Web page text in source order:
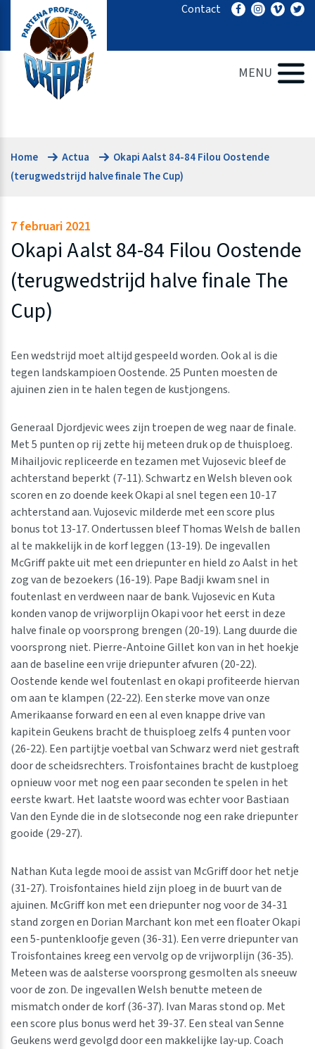
inhoud
Contact
MENU
Home Actua
Okapi Aalst 84-84 Filou Oostende
(terugwedstrijd halve finale The Cup)
7 februari 2021
Okapi Aalst 84-84 Filou Oostende
(terugwedstrijd halve finale The
Cup)
Een wedstrijd moet altijd gespeeld worden. Ook al is die
tegen landskampioen Oostende. 25 Punten moesten de
ajuinen zien in te halen tegen de kustjongens.
Generaal Djordjevic wees zijn troepen de weg naar de finale.
Met 5 punten op rij zette hij meteen druk op de thuisploeg.
Mihailjovic repliceerde en tezamen met Vujosevic bleef de
achterstand beperkt (7-11). Schwartz en Welsh bleven ook
scoren en zo doende keek Okapi al snel tegen een 10-17
achterstand aan. Vujosevic milderde met een score plus
bonus tot 13-17. Ondertussen bleef Thomas Welsh de ballen
al te makkelijk in de korf leggen (13-19). De ingevallen
McGriff pakte uit met een driepunter en hield zo Aalst in het
zog van de bezoekers (16-19). Pape Badji kwam snel in
foutenlast en verdween naar de bank. Vujosevic en Kuta
konden vanop de vrijworplijn Okapi voor het eerst in deze
halve finale op voorsprong brengen (20-19). Lang duurde die
voorsprong niet. Pierre-Antoine Gillet kon van in het hoekje
aan de baseline een vrije driepunter afvuren (20-22).
Oostende kende wel foutenlast en okapi profiteerde hiervan
om aan te klampen (22-22). Een sterke move van onze
Amerikaanse forward en een al even knappe drive van
kapitein Geukens bracht de thuisploeg zelfs 4 punten voor
(26-22). Een partijtje voetbal van Schwarz werd niet gestraft
door de scheidsrechters. Troisfontaines bracht de kustploeg
opnieuw voor met nog een paar seconden te spelen in het
eerste kwart. Het laatste woord was echter voor Bastiaan
Van den Eynde die in de slotseconde nog een rake driepunter
gooide (29-27).
Nathan Kuta legde mooi de assist van McGriff door het netje
(31-27). Troisfontaines hield zijn ploeg in de buurt van de
ajuinen. McGriff kon met een driepunter nog voor de 34-31
stand zorgen en Dorian Marchant kon met een floater Okapi
een 5-puntenkloofje geven (36-31). Een verre driepunter van
Troisfontaines kreeg een vervolg op de vrijworplijn (36-35).
Meteen was de aalsterse voorsprong gesmolten als sneeuw
voor de zon. De ingevallen Welsh benutte meteen de
mismatch onder de korf (36-37). Ivan Maras stond op. Met
een score plus bonus werd het 39-37. Een steal van Senne
Geukens werd gevolgd door een makkelijke lay-up. Coach